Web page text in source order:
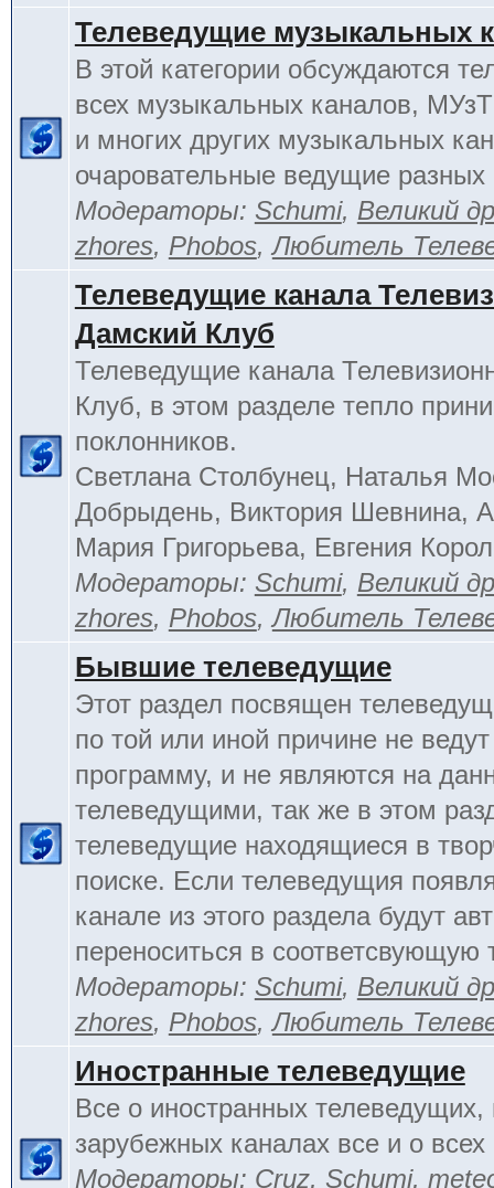
Телеведущие музыкальных
В этой категории обсуждаются
всех музыкальных каналов,
и многих других музыкальных
очаровательные ведущие разных
Модераторы: Schumi, Великий
zhores, Phobos,Любитель
Телеведущие канала
Дамский Клуб
Телеведущие канала
Клуб, в этом разделе тепло
поклонников.
Светлана Столбунец, Наталья
Добрыдень, Виктория Шевнина,
Мария Григорьева, Евгения
Модераторы: Schumi, Великий
zhores, Phobos,Любитель
Бывшие телеведущие
Этот раздел посвящен
по той или иной причине не
программу, и не являются на
телеведущими, так же в этом
телеведущие находящиеся в
поиске. Если телеведущия
канале из этого раздела будут
переноситься в соответсвующую
Модераторы: Schumi, Великий
zhores, Phobos,Любитель
Иностранные телеведущие
Все о иностранных телеведущих,
зарубежных каналах все и о всех
Модераторы: Cruz, Schumi,